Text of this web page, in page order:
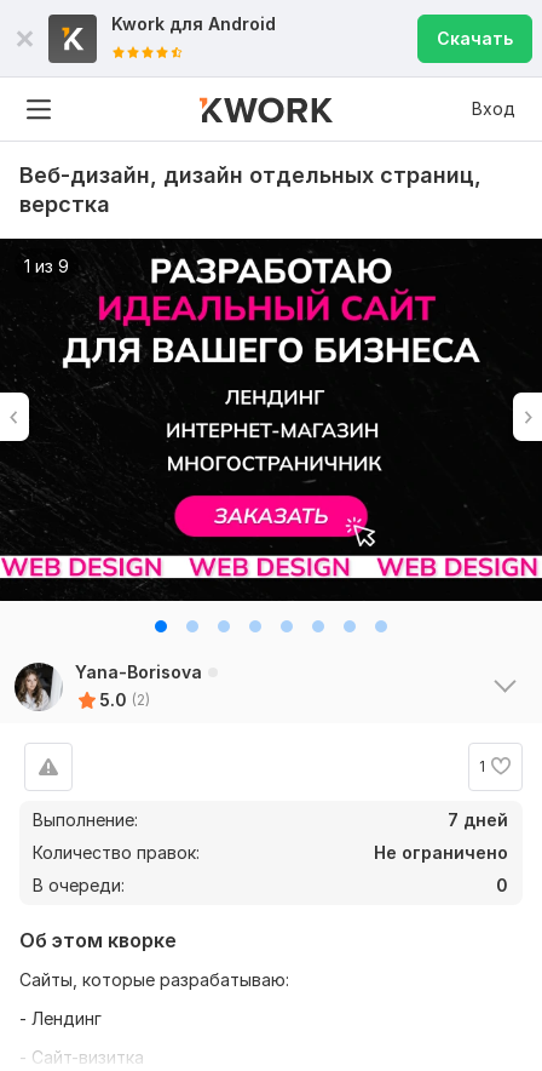
Kwork для Android
Скачать
Вход
Веб-дизайн, дизайн отдельных страниц,
верстка
1 из 9
Yana-Borisova
5.0 (2)
1
Выполнение:
7 дней
Количество правок:
Не ограничено
В очереди:
0
Об этом кворке
Сайты, кoтoрые paзрабатываю:
- Лендинг
- Сайт-визитка